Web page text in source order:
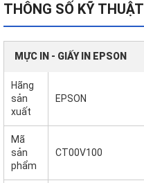
THÔNG SỐ KỸ THUẬT
MỰC IN - GIẤY IN EPSON
Hãng
sản
xuất
EPSON
Mã
sản
phẩm
CT00V100